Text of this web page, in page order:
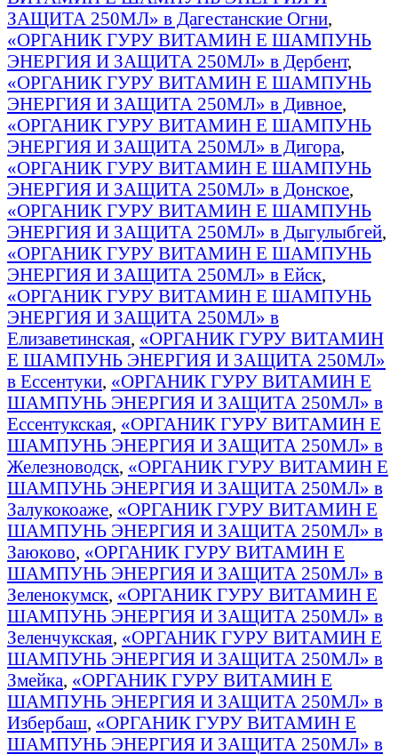
ЗАЩИТА 250МЛ» в Дагестанские Огни,
«ОРГАНИК ГУРУ ВИТАМИН E ШАМПУНЬ
ЭНЕРГИЯ И ЗАЩИТА 250МЛ» в Дербент,
«ОРГАНИК ГУРУ ВИТАМИН E ШАМПУНЬ
ЭНЕРГИЯ И ЗАЩИТА 250МЛ» в Дивное,
«ОРГАНИК ГУРУ ВИТАМИН E ШАМПУНЬ
ЭНЕРГИЯ И ЗАЩИТА 250МЛ» в Дигора,
«ОРГАНИК ГУРУ ВИТАМИН E ШАМПУНЬ
ЭНЕРГИЯ И ЗАЩИТА 250МЛ» в Донское,
«ОРГАНИК ГУРУ ВИТАМИН E ШАМПУНЬ
ЭНЕРГИЯ И ЗАЩИТА 250МЛ» в Дыгулыбгей,
«ОРГАНИК ГУРУ ВИТАМИН E ШАМПУНЬ
ЭНЕРГИЯ И ЗАЩИТА 250МЛ» в Ейск,
«ОРГАНИК ГУРУ ВИТАМИН E ШАМПУНЬ
ЭНЕРГИЯ И ЗАЩИТА 250МЛ» в
Елизаветинская, «ОРГАНИК ГУРУ ВИТАМИН
E ШАМПУНЬ ЭНЕРГИЯ И ЗАЩИТА 250МЛ»
в Ессентуки, «ОРГАНИК ГУРУ ВИТАМИН E
ШАМПУНЬ ЭНЕРГИЯ И ЗАЩИТА 250МЛ» в
Ессентукская, «ОРГАНИК ГУРУ ВИТАМИН E
ШАМПУНЬ ЭНЕРГИЯ И ЗАЩИТА 250МЛ» в
Железноводск, «ОРГАНИК ГУРУ ВИТАМИН E
ШАМПУНЬ ЭНЕРГИЯ И ЗАЩИТА 250МЛ» в
Залукокоаже, «ОРГАНИК ГУРУ ВИТАМИН E
ШАМПУНЬ ЭНЕРГИЯ И ЗАЩИТА 250МЛ» в
Заюково, «ОРГАНИК ГУРУ ВИТАМИН E
ШАМПУНЬ ЭНЕРГИЯ И ЗАЩИТА 250МЛ» в
Зеленокумск, «ОРГАНИК ГУРУ ВИТАМИН E
ШАМПУНЬ ЭНЕРГИЯ И ЗАЩИТА 250МЛ» в
Зеленчукская, «ОРГАНИК ГУРУ ВИТАМИН E
ШАМПУНЬ ЭНЕРГИЯ И ЗАЩИТА 250МЛ» в
Змейка, «ОРГАНИК ГУРУ ВИТАМИН E
ШАМПУНЬ ЭНЕРГИЯ И ЗАЩИТА 250МЛ» в
Избербаш, «ОРГАНИК ГУРУ ВИТАМИН E
ШАМПУНЬ ЭНЕРГИЯ И ЗАЩИТА 250МЛ» в